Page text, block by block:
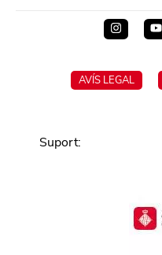
AVÍS LEGAL
Suport: